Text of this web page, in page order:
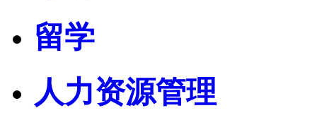
留学
人力资源管理